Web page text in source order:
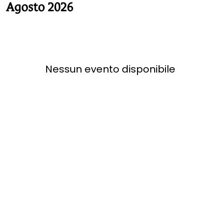
Agosto 2026
Nessun evento disponibile